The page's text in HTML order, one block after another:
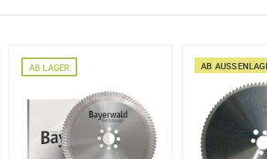
AB LAGER AB